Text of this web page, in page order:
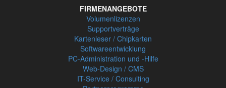
FIRMENANGEBOTE
Volumenlizenzen
Supportverträge
Kartenleser / Chipkarten
Softwareentwicklung
PC-Administration und -Hilfe
Web-Design / CMS
IT-Service / Consulting